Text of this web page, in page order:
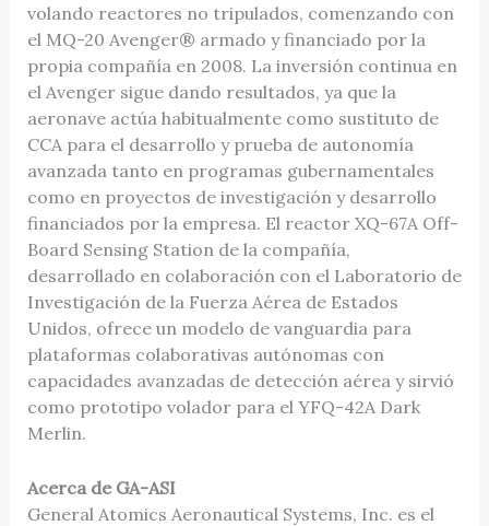
volando reactores no tripulados, comenzando con
el MQ-20 Avenger® armado y financiado por la
propia compañía en 2008. La inversión continua en
el Avenger sigue dando resultados, ya que la
aeronave actúa habitualmente como sustituto de
CCA para el desarrollo y prueba de autonomía
avanzada tanto en programas gubernamentales
como en proyectos de investigación y desarrollo
financiados por la empresa. El reactor XQ-67A Off-
Board Sensing Station de la compañía,
desarrollado en colaboración con el Laboratorio de
Investigación de la Fuerza Aérea de Estados
Unidos, ofrece un modelo de vanguardia para
plataformas colaborativas autónomas con
capacidades avanzadas de detección aérea y sirvió
como prototipo volador para el YFQ-42A Dark
Merlin.
Acerca de GA-ASI
General Atomics Aeronautical Systems, Inc. es el